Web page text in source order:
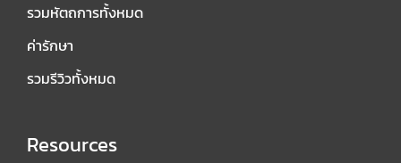
รวมหัตถการทั้งหมด
ค่ารักษา
รวมรีวิวทั้งหมด
Resources